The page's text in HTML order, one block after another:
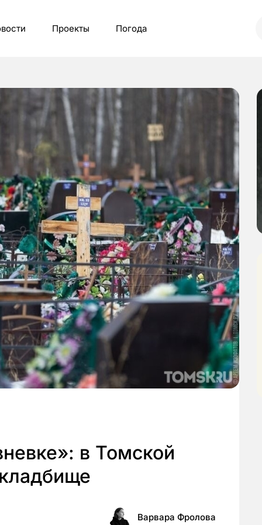
Проекты Погода
в Томской
Варвара Фролова